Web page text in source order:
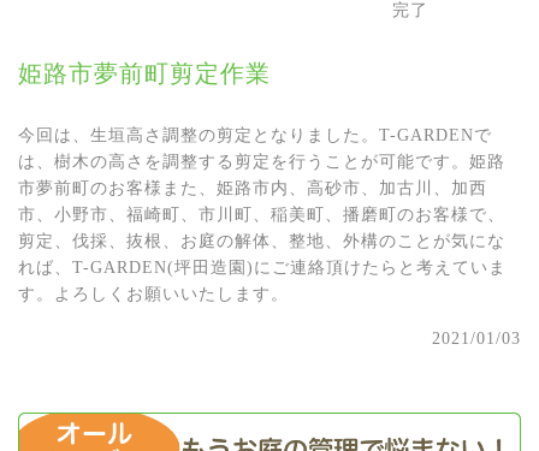
完了
姫路市夢前町剪定作業
今回は、生垣高さ調整の剪定となりました。T-GARDENで
は、樹木の高さを調整する剪定を行うことが可能です。姫路
市夢前町のお客様また、姫路市内、高砂市、加古川、加西
市、小野市、福崎町、市川町、稲美町、播磨町のお客様で、
剪定、伐採、抜根、お庭の解体、整地、外構のことが気にな
れば、T-GARDEN(坪田造園)にご連絡頂けたらと考えていま
す。よろしくお願いいたします。
2021/01/03